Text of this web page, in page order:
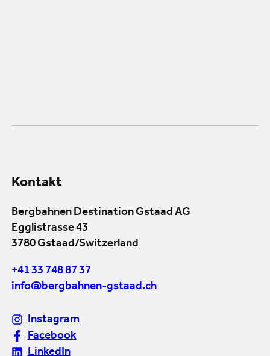
Kontakt
Bergbahnen Destination Gstaad AG
Egglistrasse 43
3780 Gstaad/Switzerland
+41 33 748 87 37
info@bergbahnen-gstaad.ch
Instagram
Facebook
LinkedIn